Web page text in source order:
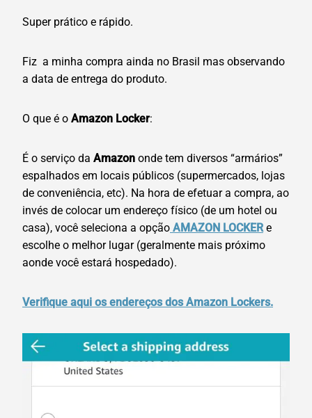
Super prático e rápido.
Fiz a minha compra ainda no Brasil mas observando
a data de entrega do produto.
O que é o Amazon Locker:
É o serviço da Amazon onde tem diversos “armários”
espalhados em locais públicos (supermercados, lojas
de conveniência, etc). Na hora de efetuar a compra, ao
invés de colocar um endereço físico (de um hotel ou
casa), você seleciona a opção AMAZON LOCKERe
escolhe o melhor lugar (geralmente mais próximo
aonde você estará hospedado).
Verifique aqui os endereços dos Amazon Lockers.